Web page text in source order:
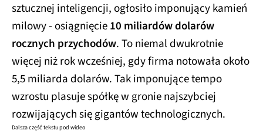
sztucznej inteligencji, ogłosiło imponujący kamień
milowy - osiągnięcie10 miliardów dolarów
rocznych przychodów. To niemal dwukrotnie
więcej niż rok wcześniej, gdy firma notowała około
5,5 miliarda dolarów. Tak imponujące tempo
wzrostu plasuje spółkę w gronie najszybciej
rozwijających się gigantów technologicznych.
Dalsza część tekstu pod wideo